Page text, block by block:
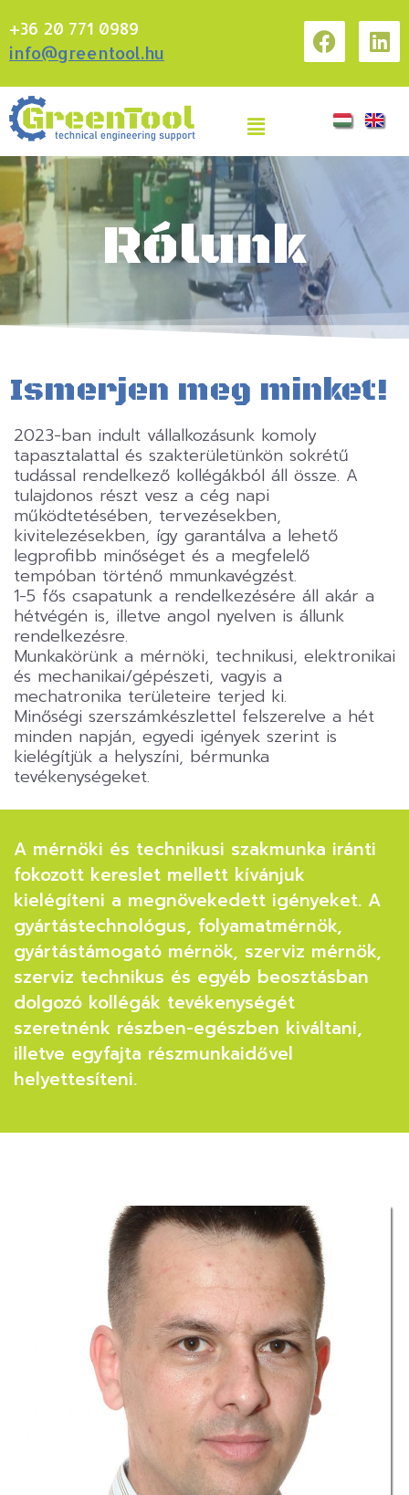
+36 20 771 0989
info@greentool.hu
Rólunk
Ismerjen meg minket!
2023-ban indult vállalkozásunk komoly
tapasztalattal és szakterületünkön sokrétű
tudással rendelkező kollégákból áll össze. A
tulajdonos részt vesz a cég napi
működtetésében, tervezésekben,
kivitelezésekben, így garantálva a lehető
legprofibb minőséget és a megfelelő
tempóban történő mmunkavégzést.
1-5 fős csapatunk a rendelkezésére áll akár a
hétvégén is, illetve angol nyelven is állunk
rendelkezésre.
Munkakörünk a mérnöki, technikusi, elektronikai
és mechanikai/gépészeti, vagyis a
mechatronika területeire terjed ki.
Minőségi szerszámkészlettel felszerelve a hét
minden napján, egyedi igények szerint is
kielégítjük a helyszíni, bérmunka
tevékenységeket.
A mérnöki és technikusi szakmunka iránti
fokozott kereslet mellett kívánjuk
kielégíteni a megnövekedett igényeket. A
gyártástechnológus, folyamatmérnök,
gyártástámogató mérnök, szerviz mérnök,
szerviz technikus és egyéb beosztásban
dolgozó kollégák tevékenységét
szeretnénk részben-egészben kiváltani,
illetve egyfajta részmunkaidővel
helyettesíteni.